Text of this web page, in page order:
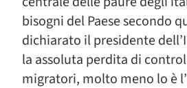
bisogni del Paese secondo
dichiarato il presidente
la assoluta perdita di
migratori, molto meno lo è